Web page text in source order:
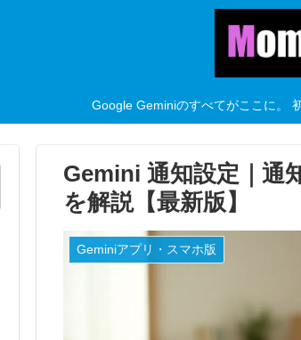
Google Geminiのすべてがここに。
Gemini 通知設定｜通
を解説【最新版】
Geminiアプリ・スマホ版